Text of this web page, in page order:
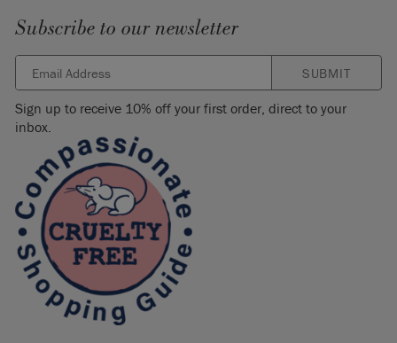
Subscribe to our newsletter
SUBMIT
Sign up to receive 10% off your first order, direct to your
inbox.